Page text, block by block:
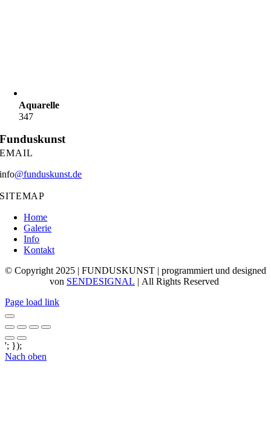
Aquarelle
347
Funduskunst
EMAIL
info@funduskunst.de
SITEMAP
Home
Galerie
Info
Kontakt
© Copyright 2025 | FUNDUSKUNST | programmiert und designed
von SENDESIGNAL | All Rights Reserved
Page load link
'; });
Nach oben